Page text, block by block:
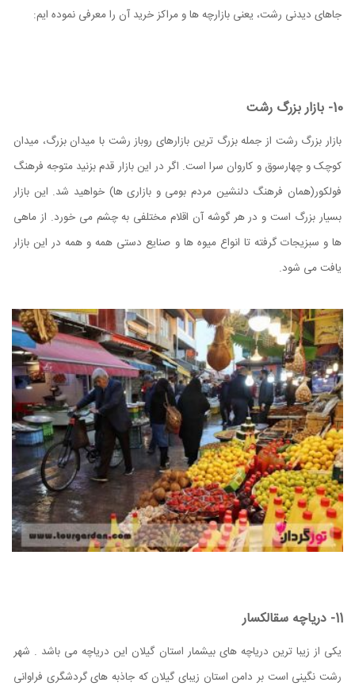
جاهای دیدنی رشت، یعنی بازارچه ها و مراکز خرید آن را معرفی نموده ایم:
10- بازار بزرگ رشت
بازار بزرگ رشت از جمله بزرگ ترین بازارهای روباز رشت با میدان بزرگ، میدان
کوچک و چهارسوق و کاروان سرا است. اگر در این بازار قدم بزنید متوجه فرهنگ
فولکور(همان فرهنگ دلنشین مردم بومی و بازاری ها) خواهید شد. این بازار
بسیار بزرگ است و در هر گوشه آن اقلام مختلفی به چشم می خورد. از ماهی
ها و سبزیجات گرفته تا انواع میوه ها و صنایع دستی همه و همه در این بازار
یافت می شود.
11- دریاچه سقالکسار
یکی از زیبا ترین دریاچه های بیشمار استان گیلان این دریاچه می باشد . شهر
رشت نگینی است بر دامن استان زیبای گیلان که جاذبه های گردشگری فراوانی